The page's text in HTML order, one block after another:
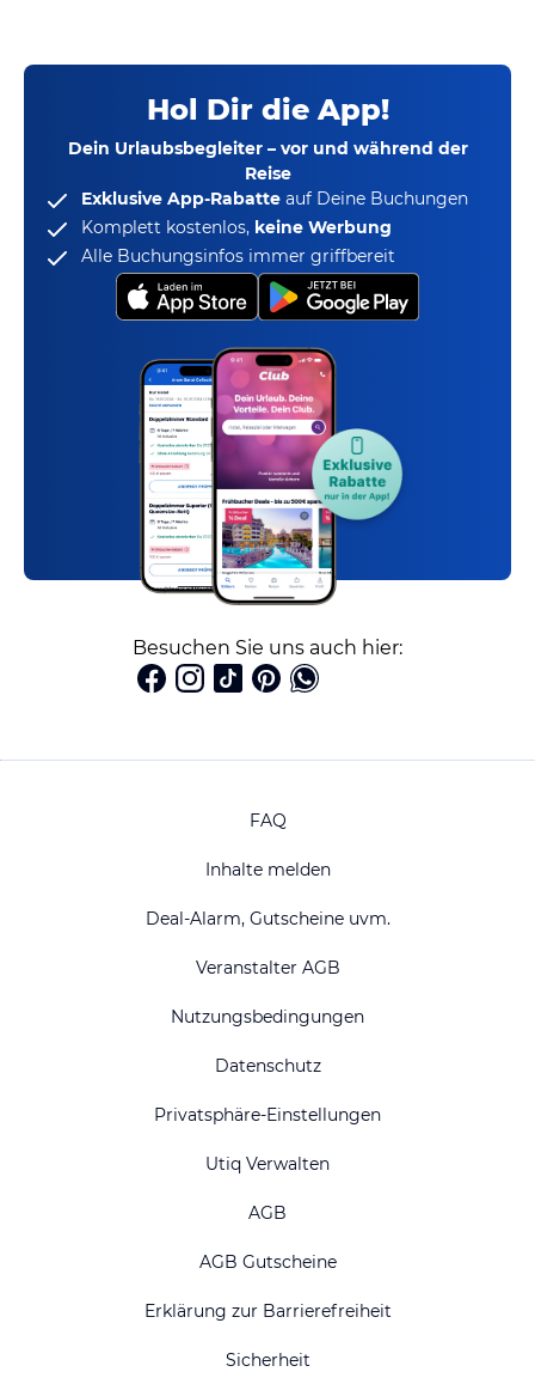
Hol Dir die App!
Dein Urlaubsbegleiter – vor und während der
Reise
Exklusive App-Rabatte auf Deine Buchungen
Komplett kostenlos, keine Werbung
Alle Buchungsinfos immer griffbereit
Besuchen Sie uns auch hier:
FAQ
Inhalte melden
Deal-Alarm, Gutscheine uvm.
Veranstalter AGB
Nutzungsbedingungen
Datenschutz
Privatsphäre-Einstellungen
Utiq Verwalten
AGB
AGB Gutscheine
Erklärung zur Barrierefreiheit
Sicherheit